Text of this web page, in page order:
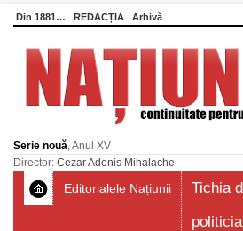
Din 1881… REDACȚIA Arhivă
Serie nouă, Anul XV
Director: Cezar Adonis Mihalache
Editorialele Națiunii
Tichia